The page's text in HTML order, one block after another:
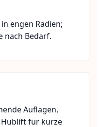
engen Radien;
nach Bedarf.
Auflagen,
für kurze